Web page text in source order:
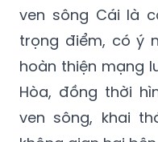
ven sông Cái là
trọng điểm, có ý
hoàn thiện mạng
Hòa, đồng thời
ven sông, khai